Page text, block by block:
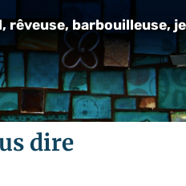
rêveuse, barbouilleuse,
dire